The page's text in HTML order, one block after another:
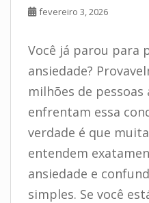
fevereiro 3, 2026
Você já parou para
ansiedade?
milhões de
enfrentam essa
verdade é que
entendem
ansiedade e
simples. Se você